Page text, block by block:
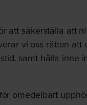
att säkerställa att
vi oss rätten att
samt hålla inne
omedelbart